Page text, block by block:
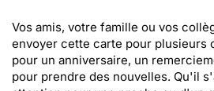
Vos amis, votre famille ou vos
envoyer cette carte pour plusieurs
pour un anniversaire, un
pour prendre des nouvelles. Qu'il